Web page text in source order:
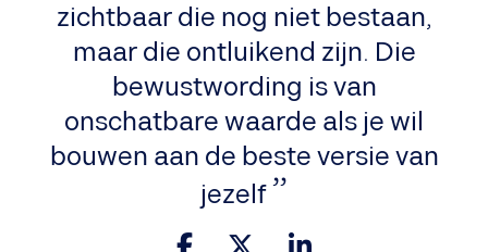
zichtbaar die nog niet bestaan,
maar die ontluikend zijn. Die
bewustwording is van
onschatbare waarde als je wil
bouwen aan de beste versie van
jezelf